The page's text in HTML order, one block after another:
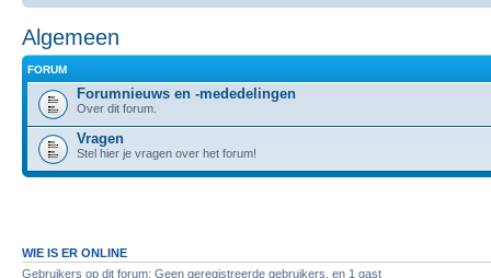
Algemeen
FORUM
Forumnieuws en -mededelingen
Over dit forum.
Vragen
Stel hier je vragen over het forum!
WIE IS ER ONLINE
Gebruikers op dit forum: Geen geregistreerde gebruikers. en 1 gast